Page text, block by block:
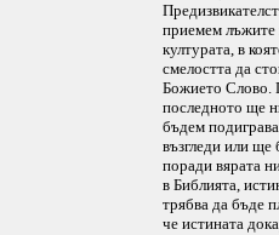
приемем лъжите
културата, в
смелостта да
Божието Слово.
последното ще
бъдем
възгледи или
поради вярата
в Библията,
трябва да бъде
че истината